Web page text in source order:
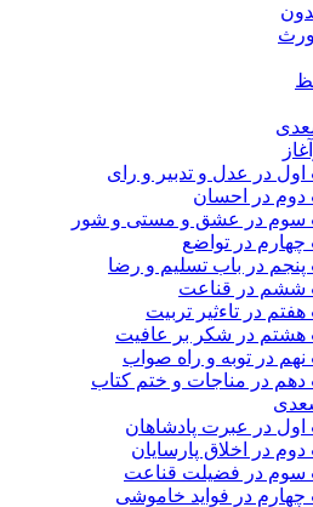
اول در عدل و تدبیر و رای
دوم در احسان
سوم در عشق و مستی و شور
چهارم در تواضع
پنجم در باب تسلیم و رضا
ششم در قناعت
هفتم در تاءثیر تربیت
هشتم در شکر بر عافیت
نهم در توبه و راه صواب
دهم در مناجات و ختم کتاب
اول در عبرت پادشاهان
دوم در اخلاق پارسایان
سوم در فضیلت قناعت
چهارم در فواید خاموشى